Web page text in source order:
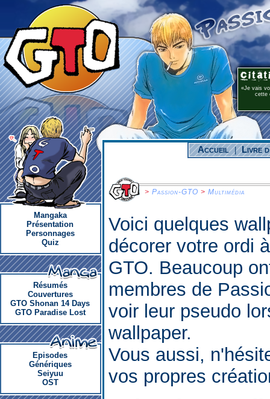
Je vais
cette
Mangaka
Présentation
Personnages
Quiz
Résumés
Couvertures
GTO Shonan 14 Days
GTO Paradise Lost
Episodes
Génériques
Seiyuu
OST
Accueil | Livre
> Passion-GTO > Multimédia
Voici quelques
décorer votre ordi
GTO. Beaucoup
membres de
voir leur pseudo
wallpaper.
Vous aussi,
vos propres